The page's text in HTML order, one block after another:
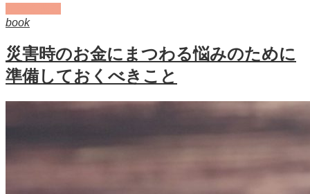
book
災害時のお金にまつわる悩みのために
準備しておくべきこと